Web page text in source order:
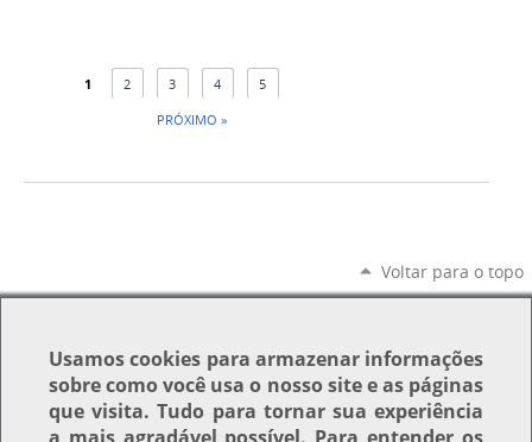
1 2 3 4
5
PRÓXIMO »
Voltar para o topo
Usamoscookies para armazenar informações
sobre como você usa o nosso site e as páginas
que visita. Tudo para tornar sua experiência